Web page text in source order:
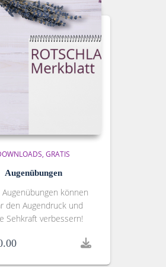
GRATIS
Augenübungen
Augenübungen können
den Augendruck und
Sehkraft verbessern!